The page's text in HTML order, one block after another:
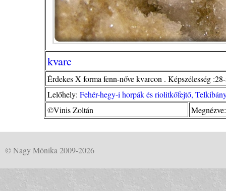
kvarc
Érdekes X forma fenn-nőve kvarcon . Képszélesség
Lelőhely: Fehér-hegy-i horpák és riolitkőfejtő,
©Vinis Zoltán
© Nagy Mónika 2009-2026